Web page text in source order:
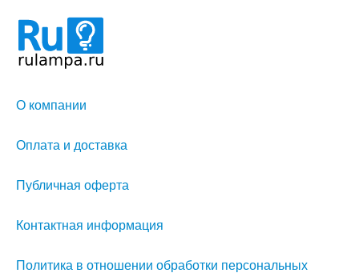
О компании
Оплата и доставка
Публичная оферта
Контактная информация
Политика в отношении обработки персональных